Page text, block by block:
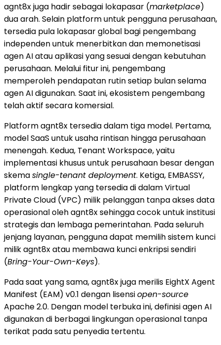
agnt8x juga hadir sebagai lokapasar (marketplace)
dua arah. Selain platform untuk pengguna perusahaan,
tersedia pula lokapasar global bagi pengembang
independen untuk menerbitkan dan memonetisasi
agen AI atau aplikasi yang sesuai dengan kebutuhan
perusahaan. Melalui fitur ini, pengembang
memperoleh pendapatan rutin setiap bulan selama
agen AI digunakan. Saat ini, ekosistem pengembang
telah aktif secara komersial.
Platform agnt8x tersedia dalam tiga model. Pertama,
model SaaS untuk usaha rintisan hingga perusahaan
menengah. Kedua, Tenant Workspace, yaitu
implementasi khusus untuk perusahaan besar dengan
skemasingle-tenant deployment. Ketiga, EMBASSY,
platform lengkap yang tersedia di dalam Virtual
Private Cloud (VPC) milik pelanggan tanpa akses data
operasional oleh agnt8x sehingga cocok untuk institusi
strategis dan lembaga pemerintahan. Pada seluruh
jenjang layanan, pengguna dapat memilih sistem kunci
milik agnt8x atau membawa kunci enkripsi sendiri
(Bring-Your-Own-Keys).
Pada saat yang sama, agnt8x juga merilis EightX Agent
Manifest (EAM) v0.1 dengan lisensiopen-source
Apache 2.0. Dengan model terbuka ini, definisi agen AI
digunakan di berbagai lingkungan operasional tanpa
terikat pada satu penyedia tertentu.